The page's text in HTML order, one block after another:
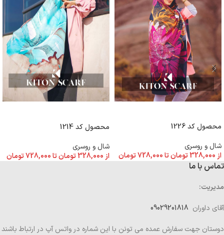
محصول کد 1226
شال و روسری
از 328,000تومانتا728,000تومان
محصول کد 1214
شال و روسری
از 328,000تومانتا728,000تومان
تماس با ما
مدیریت:
آقای داوران
دوستان جهت سفارش عمده می تونن با این شماره در واتس آپ در ارتباط باشند